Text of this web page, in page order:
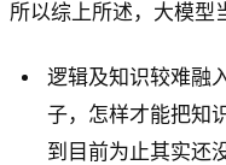
所以综上所述，大模型
逻辑及知识较难融
子，怎样才能把知
到目前为止其实还